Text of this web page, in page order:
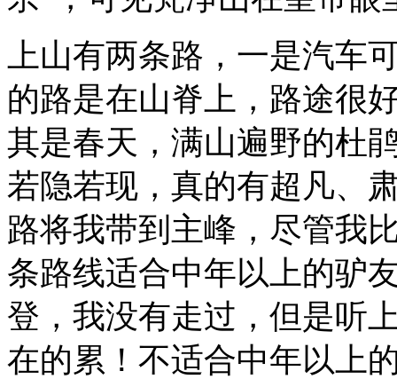
上山有两条路，一是汽车
的路是在山脊上，路途很
其是春天，满山遍野的杜
若隐若现，真的有超凡、
路将我带到主峰，尽管我
条路线适合中年以上的驴
登，我没有走过，但是听
在的累！不适合中年以上